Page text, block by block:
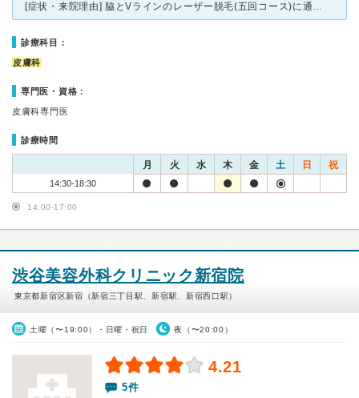
[症状・来院理由] 脇とVラインのレーザー脱毛(五回コース)に通っていました。 [医師の診断・治療法] 初診のみカウンセリングを行い、レーザー脱毛について説明を受けました。 その後、毛
診療科目：
皮膚科
専門医・資格：
皮膚科専門医
診療時間
月 火 水 木 金 土 日 祝
14:30-18:30
14:00-17:00
渋谷美容外科クリニック新宿院
東京都新宿区新宿（新宿三丁目駅、新宿駅、新宿西口駅）
土曜（〜19:00）・日曜・祝日 夜（〜20:00）
4.21
5件